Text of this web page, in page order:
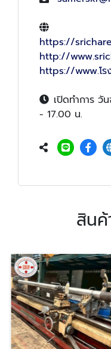
https://
http://
https://www.โ
เปิดทำการ วั
- 17.00 น.
สินค้